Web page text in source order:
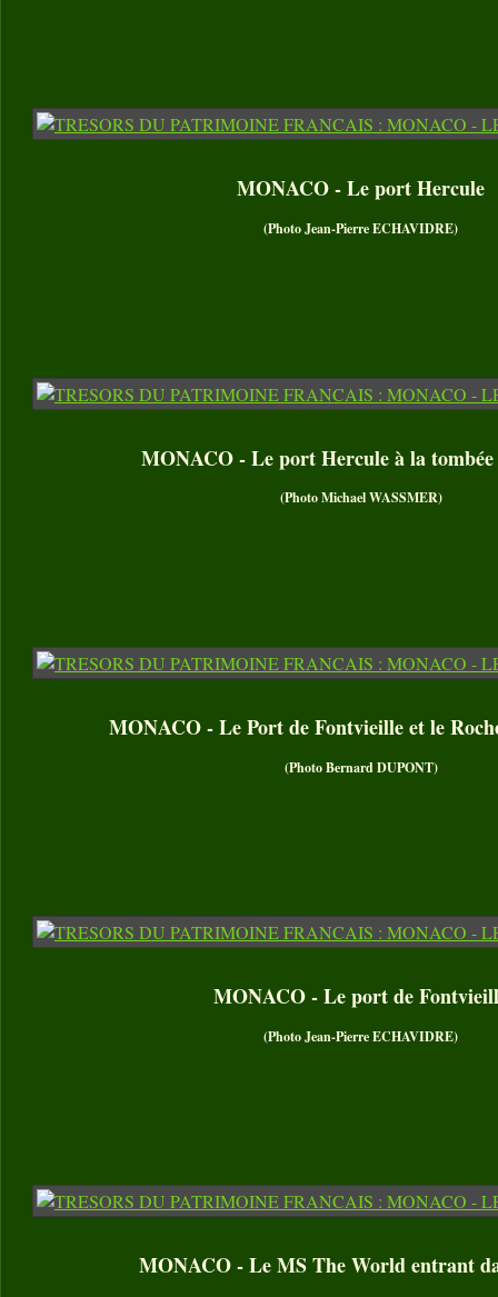
MONACO - Le port Hercule
(Photo Jean-Pierre ECHAVIDRE)
MONACO - Le port Hercule à la
(Photo Michael WASSMER)
MONACO - Le Port de Fontvieille et le
(Photo Bernard DUPONT)
MONACO - Le port de
(Photo Jean-Pierre ECHAVIDRE)
MONACO - Le MS The World entrant